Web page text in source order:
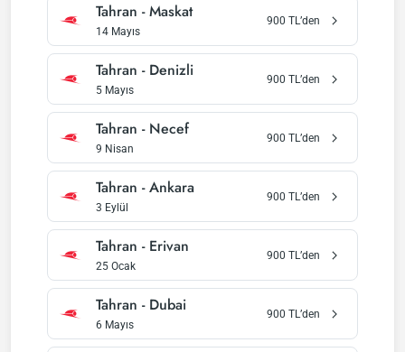
Tahran -Maskat
14 Mayıs
900 TL’den
Tahran - Denizli
5 Mayıs
900 TL’den
Tahran - Necef
9 Nisan
900 TL’den
Tahran -Ankara
3 Eylül
900 TL’den
Tahran - Erivan
25 Ocak
900 TL’den
Tahran - Dubai
6 Mayıs
900 TL’den